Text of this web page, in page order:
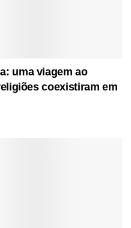
uma viagem ao
coexistiram em